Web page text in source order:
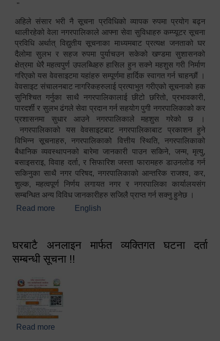
"
अहिले संसार भरी नै सूचना प्रविधिको व्यापक रुपमा प्रयोग बढ्न
थालीरहेको वेला नगरपालिकाले आफ्ना सेवा सुविधाहरु कम्प्यूटर सूचना
प्रविधि अर्थात् विद्युतीय सूचनाका माध्यमबाट प्रत्यक्ष जनताको घर
दैलोमा सुलभ र सहज रुपमा पुर्याचउन सकेको खण्डमा सुशासनको
क्षेत्रमा धेरै महत्वपुर्ण उपलब्धिहरु हासिल हुन सक्ने महशुस गरी निर्माण
गरिएको यस वेवसाइटमा यहांहरु सम्पूर्णमा हार्दिक स्वागत गर्न चाहन्छौं ।
वेवसाइट संचालनबाट नागरिकहरुलाई प्रत्याभुत गरीएको सूचनाको हक
सुनिश्चित गर्नुका साथै नगरपालिकालाई छीटो छरितो, प्रभावकारी,
पारदर्शी र सुलभ ढंगले सेवा प्रदान गर्न सहयोग पुगी नगरपालिकाको कर
प्रशासनमा सुधार आउने नगरपालिकाले महशुस गरेको छ ।
नगरपालिकाको यस वेवसाइटबाट नगरपालिकाबाट प्रकाशन हुने
विभिन्न सूचनाहरु, नगरपालिकाको वित्तीय स्थिति, नगरपालिकाको
बैधानिक व्यवस्थापनको बारेमा जानकारी पाउन सकिने, जन्म, मृत्यु,
बसाइसराइ, विवाह दर्ता, र सिफारिश जस्ता फारामहरु डाउनलोड गर्न
सकिनुका साथै नगर परिषद, नगरपालिकाको आन्तरिक राजश्व, कर,
शुल्क, महत्वपूर्ण निर्णय लगायत नगर र नगरपालिका कार्यालयसंग
सम्बन्धित अन्य विविध जानकारीहरु सजिलै प्राप्त गर्न सक्नु हुनेछ ।
Read more about स्वागतम!!!
English
घरबाटै अनलाइन मार्फत व्यक्तिगत घटना दर्ता
सम्बन्धी सूचना !!
Read more